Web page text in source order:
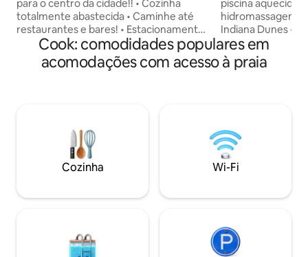
para o centro da cidade!! • Cozinha
totalmente abastecida • Caminhe até
restaurantes e bares! • Estacionamento
gratuito na parte traseira • Equipamento
de monitoramento de ruído • Pontuação
de caminhada 93! Pontuação de bicicleta
15 min (de carro) • 28min (trânsito/trem)
| 22min(bicicleta) • Sistema de alarme de
vigilância por vídeo do edifício • Máquina
de lavar | Secadora | Máquina de lavar
(Uber/Lyft) | Bicicletas (Divvy)
piscina aquecida
hidromassagem -
Indiana Dunes -
privada no porão
- Lindamente decorado
hóspedes tem
aventura. Nos
aproveite a
Caminhadas,
esperam por
aquecida aberta
Cook: comodidades populares em
acomodações com acesso à praia
Cozinha Wi-Fi